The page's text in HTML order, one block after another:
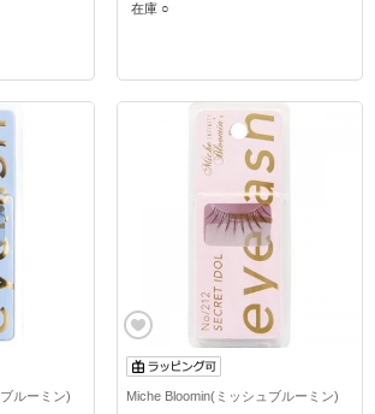
在庫 ○
ルーミン) Miche Bloomin(ミッシュブルーミン)